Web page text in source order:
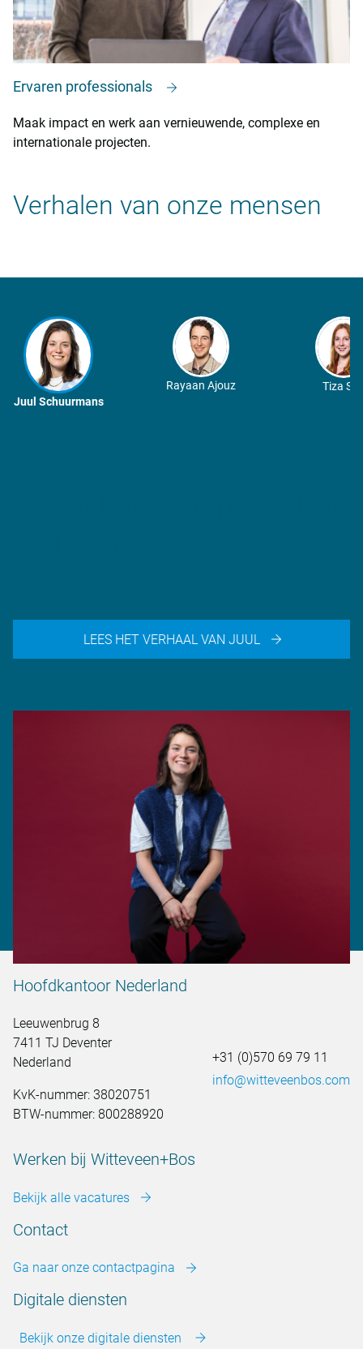
Ervaren professionals
Maak impact en werk aan vernieuwende, complexe en
internationale projecten.
Verhalen van onze mensen
Juul Schuurmans
Rayaan Ajouz Tiza
LEES HET VERHAAL VAN JUUL
Hoofdkantoor Nederland
Leeuwenbrug 8
7411 TJ Deventer
Nederland
KvK-nummer: 38020751
BTW-nummer: 800288920
+31 (0)570 69 79 11
info@witteveenbos.com
Werken bij Witteveen+Bos
Bekijk alle vacatures
Contact
Ga naar onze contactpagina
Digitale diensten
Bekijk onze digitale diensten